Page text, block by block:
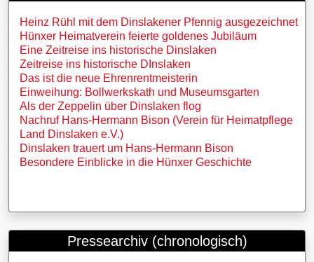
Heinz Rühl mit dem Dinslakener Pfennig ausgezeichnet
Hünxer Heimatverein feierte goldenes Jubiläum
Eine Zeitreise ins historische Dinslaken
Zeitreise ins historische DInslaken
Das ist die neue Ehrenrentmeisterin
Einweihung: Bollwerkskath und Museumsgarten
Als der Zeppelin über Dinslaken flog
Nachruf Hans-Hermann Bison (Verein für Heimatpflege
Land Dinslaken e.V.)
Dinslaken trauert um Hans-Hermann Bison
Besondere Einblicke in die Hünxer Geschichte
Pressearchiv (chronologisch)